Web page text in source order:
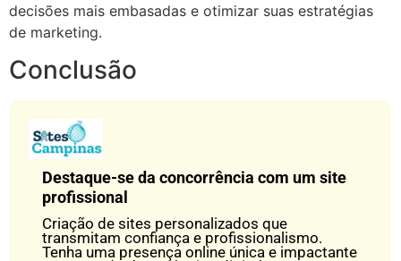
decisões mais embasadas e otimizar suas estratégias
de marketing.
Conclusão
Destaque-se da concorrência com um site
profissional
Criação de sites personalizados que
transmitam confiança e profissionalismo.
Tenha uma presença online única e impactante